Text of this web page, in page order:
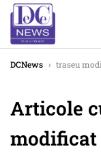
DCNews › traseu
Articole
modificat